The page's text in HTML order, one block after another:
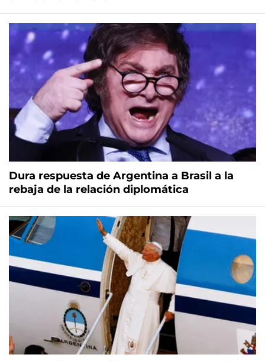
Dura respuesta de Argentina a Brasil a la
rebaja de la relación diplomática